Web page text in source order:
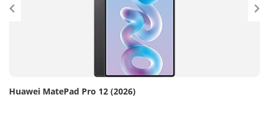
Huawei MatePad Pro 12 (2026)